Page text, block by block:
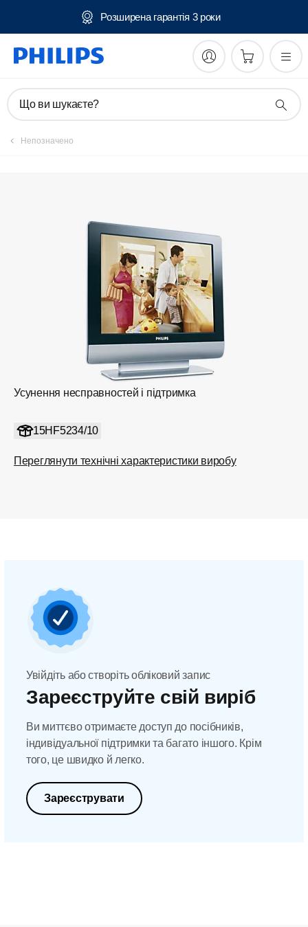
Розширена гарантія 3 роки
Що ви шукаєте?
Непозначено
Усунення несправностей і підтримка
15HF5234/10
Переглянути технічні характеристики виробу
Зареєструвати виріб
Увійдіть або створіть обліковий запис
Зареєструйте свій виріб
Ви миттєво отримаєте доступ до посібників,
індивідуальної підтримки та багато іншого. Крім
того, це швидко й легко.
Зареєструвати